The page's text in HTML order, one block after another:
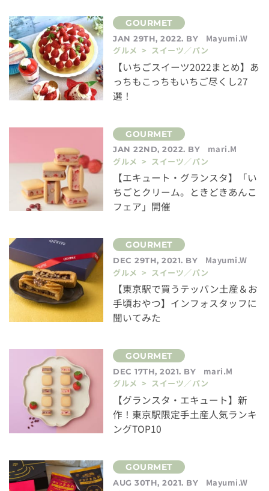
JAN 29TH, 2022. BY
Mayumi.W
グルメ > スイーツ／パン
【いちごスイーツ2022まとめ】あ
っちもこっちもいちご尽くし27
選！
JAN 22ND, 2022. BY
mari.M
グルメ > スイーツ／パン
【エキュート・グランスタ】「い
ちごとクリーム。ときどきあんこ
フェア」開催
DEC 29TH, 2021. BY
Mayumi.W
グルメ > スイーツ／パン
【東京駅で買うテッパン土産＆お
手頃おやつ】インフォスタッフに
聞いてみた
DEC 17TH, 2021. BY
mari.M
グルメ > スイーツ／パン
【グランスタ・エキュート】新
作！東京駅限定手土産人気ランキ
ングTOP10
AUG 30TH, 2021. BY
Mayumi.W